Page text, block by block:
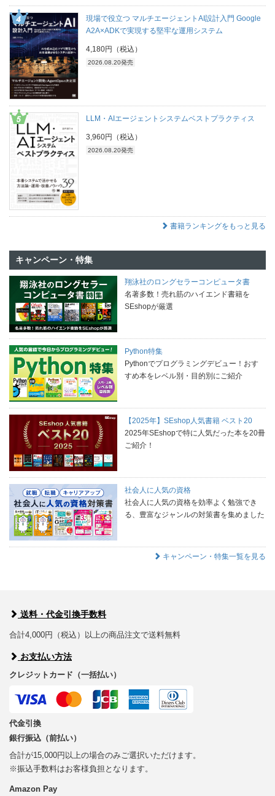
現場で役立つ マルチエージェントAI設計入門 Google
A2A×ADKで実現する堅牢な運用システム
4,180円（税込）
2026.08.20発売
LLM・AIエージェントシステムベストプラクティス
3,960円（税込）
2026.08.20発売
書籍ランキングをもっと見る
キャンペーン・特集
翔泳社のロングセラーコンピュータ書
名著多数！売れ筋のハイエンド書籍を
SEshopが厳選
Python特集
Pythonでプログラミングデビュー！おす
すめ本をレベル別・目的別にご紹介
【2025年】SEshop人気書籍 ベスト20
2025年SEshopで特に人気だった本を20冊
ご紹介！
社会人に人気の資格
社会人に人気の資格を効率よく勉強でき
る、豊富なジャンルの対策書を集めました
キャンペーン・特集一覧を見る
送料・代金引換手数料
合計4,000円（税込）以上の商品注文で送料無料
お支払い方法
クレジットカード（一括払い）
代金引換
銀行振込（前払い）
合計が15,000円以上の場合のみご選択いただけます。
※振込手数料はお客様負担となります。
Amazon Pay